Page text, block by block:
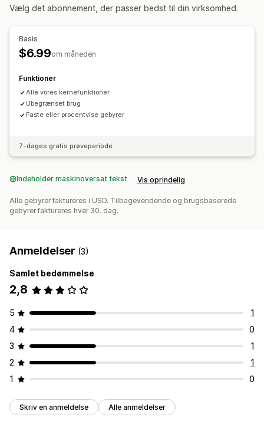
Vælg det abonnement, der passer bedst til din virksomhed.
Basis
$6.99om måneden
Funktioner
Alle vores kernefunktioner
Ubegrænset brug
Faste eller procentvise gebyrer
7-dages gratis prøveperiode
Indeholder maskinoversat tekst Vis oprindelig
Alle gebyrer faktureres i USD. Tilbagevendende og brugsbaserede
gebyrer faktureres hver 30. dag.
Anmeldelser (3)
Samlet bedømmelse
2,8
5
1
4
0
3
1
2
1
1
0
Skriv en anmeldelse Alle anmeldelser